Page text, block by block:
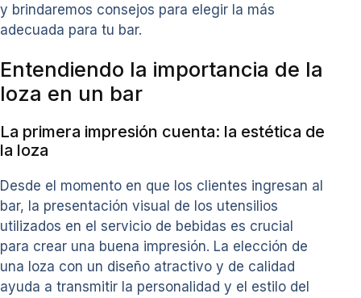
y brindaremos consejos para elegir la más
adecuada para tu bar.
Entendiendo la importancia de la
loza en un bar
La primera impresión cuenta: la estética de
la loza
Desde el momento en que los clientes ingresan al
bar, la presentación visual de los utensilios
utilizados en el servicio de bebidas es crucial
para crear una buena impresión. La elección de
una loza con un diseño atractivo y de calidad
ayuda a transmitir la personalidad y el estilo del